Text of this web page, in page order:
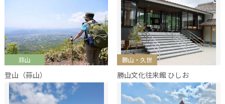
蒜山
登山（蒜山）
勝山・久世
勝山文化往来館 ひしお